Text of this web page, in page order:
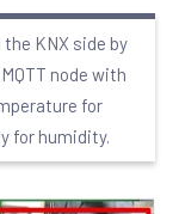
KNX side by
node with
for
for humidity.